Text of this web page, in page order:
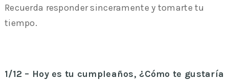
Recuerda responder sinceramente y tomarte tu
tiempo.
1/12 – Hoy es tu cumpleaños, ¿Cómo te gustaría